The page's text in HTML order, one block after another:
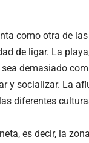
como otra de
de ligar. La
demasiado
y socializar. La
diferentes
es decir, la